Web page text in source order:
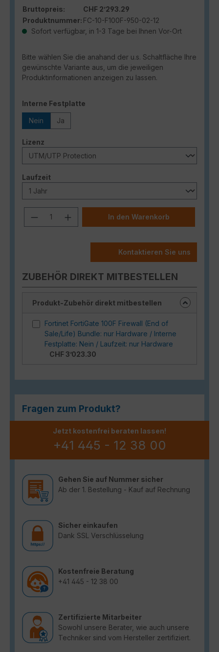
Bruttopreis:
CHF 2’293.29
Produktnummer: FC-10-F100F-950-02-12
Sofort verfügbar, in 1-3 Tage bei Ihnen Vor-Ort
Bitte wählen Sie die anahand der u.s. Schaltfläche Ihre
gewünschte Variante aus, um die jeweiligen
Produktinformationen anzeigen zu lassen.
Interne Festplatte
Nein Ja
Lizenz
Laufzeitauswählen
Produkt Anzahl: Gib den
In den Warenkorb
Kontaktieren Sie uns
ZUBEHÖR DIREKT MITBESTELLEN
Produkt-Zubehör direkt mitbestellen
Fortinet FortiGate 100F Firewall (End of
Sale/Life) Bundle: nur Hardware / Interne
Festplatte: Nein / Laufzeit: nur Hardware
CHF 3’023.30
Fragen zum Produkt?
Jetzt kostenfrei beraten lassen!
+41 445 - 12 38 00
Gehen Sie auf Nummer sicher
Ab der 1. Bestellung - Kauf auf Rechnung
Sicher einkaufen
Dank SSL Verschlüsselung
Kostenfreie Beratung
+41 445 - 12 38 00
Zertifizierte Mitarbeiter
Sowohl unsere Berater, wie auch unsere
Techniker sind vom Hersteller zertifiziert.